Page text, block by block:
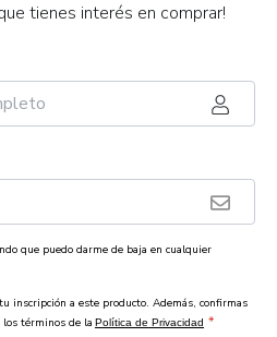
tienes interés en comprar!
que puedo darme de baja en cualquier
inscripción a este producto. Además, confirmas
los términos de la Política de Privacidad *